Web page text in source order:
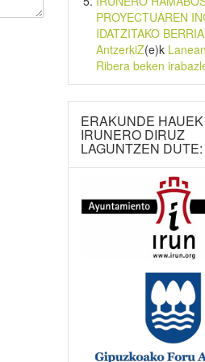
PROYECTUAREN
IDATZITAKO
AntzerkiZ(e)k
Ribera beken
ERAKUNDE HAUEK
IRUNERO DIRUZ
LAGUNTZEN DUTE: